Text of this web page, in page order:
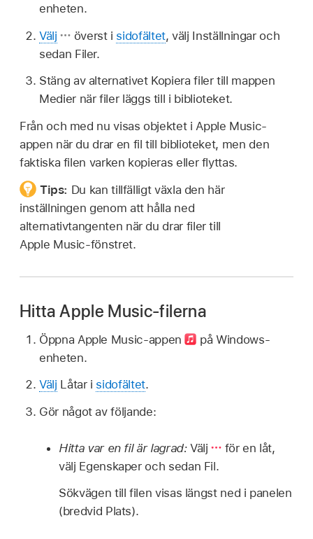
enheten.
Välj
överst i sidofältet, välj Inställningar och
sedan Filer.
Stäng av alternativet Kopiera filer till mappen
Medier när filer läggs till i biblioteket.
Från och med nu visas objektet i Apple Music-
appen när du drar en fil till biblioteket, men den
faktiska filen varken kopieras eller flyttas.
Tips: Du kan tillfälligt växla den här
inställningen genom att hålla ned
alternativtangenten när du drar filer till
Apple Music-fönstret.
Hitta Apple Music-filerna
Öppna Apple Music-appen
på Windows-
enheten.
Välj Låtar i sidofältet.
Gör något av följande:
Hitta var en fil är lagrad:Välj
för en låt,
välj Egenskaper och sedan Fil.
Sökvägen till filen visas längst ned i panelen
(bredvid Plats).